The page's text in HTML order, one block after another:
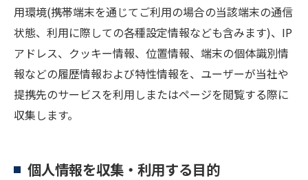
用環境(携帯端末を通じてご利用の場合の当該端末の通信
状態、利用に際しての各種設定情報なども含みます)、IP
アドレス、クッキー情報、位置情報、端末の個体識別情
報などの履歴情報および特性情報を、ユーザーが当社や
提携先のサービスを利用しまたはページを閲覧する際に
収集します。
個人情報を収集・利用する目的